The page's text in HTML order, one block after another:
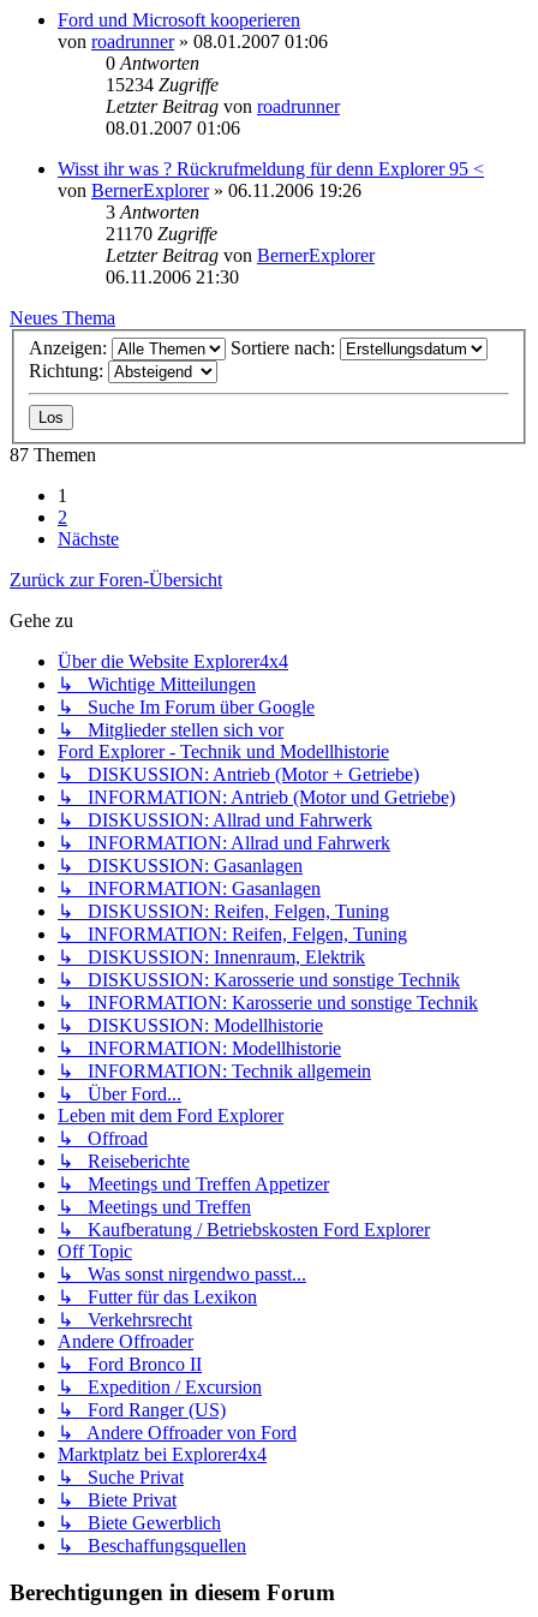
Ford und Microsoft kooperieren
von roadrunner» 08.01.2007 01:06
0 Antworten
15234 Zugriffe
Letzter Beitrag von roadrunner
08.01.2007 01:06
Wisst ihr was ? Rückrufmeldung für denn Explorer 95 <
von BernerExplorer» 06.11.2006 19:26
3 Antworten
21170 Zugriffe
Letzter Beitrag von BernerExplorer
06.11.2006 21:30
Neues Thema
Anzeigen:
Sortiere nach:
Richtung:
87 Themen
1
2
Nächste
Zurück zur Foren-Übersicht
Gehe zu
Über die Website Explorer4x4
↳ Wichtige Mitteilungen
↳ Suche Im Forum über Google
↳ Mitglieder stellen sich vor
Ford Explorer - Technik und Modellhistorie
↳ DISKUSSION: Antrieb (Motor + Getriebe)
↳ INFORMATION: Antrieb (Motor und Getriebe)
↳ DISKUSSION: Allrad und Fahrwerk
↳ INFORMATION: Allrad und Fahrwerk
↳ DISKUSSION: Gasanlagen
↳ INFORMATION: Gasanlagen
↳ DISKUSSION: Reifen, Felgen, Tuning
↳ INFORMATION: Reifen, Felgen, Tuning
↳ DISKUSSION: Innenraum, Elektrik
↳ DISKUSSION: Karosserie und sonstige Technik
↳ INFORMATION: Karosserie und sonstige Technik
↳ DISKUSSION: Modellhistorie
↳ INFORMATION: Modellhistorie
↳ INFORMATION: Technik allgemein
↳ Über Ford...
Leben mit dem Ford Explorer
↳ Offroad
↳ Reiseberichte
↳ Meetings und Treffen Appetizer
↳ Meetings und Treffen
↳ Kaufberatung / Betriebskosten Ford Explorer
Off Topic
↳ Was sonst nirgendwo passt...
↳ Futter für das Lexikon
↳ Verkehrsrecht
Andere Offroader
↳ Ford Bronco II
↳ Expedition / Excursion
↳ Ford Ranger (US)
↳ Andere Offroader von Ford
Marktplatz bei Explorer4x4
↳ Suche Privat
↳ Biete Privat
↳ Biete Gewerblich
↳ Beschaffungsquellen
Berechtigungen in diesem Forum